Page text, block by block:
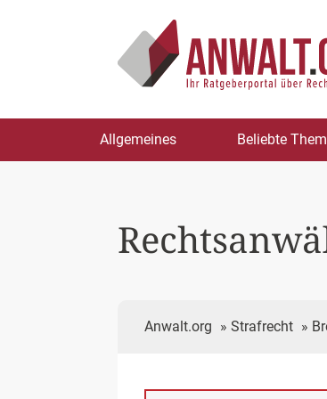
springen
Allgemeines Beliebte
Anwalt.org » Strafrecht »